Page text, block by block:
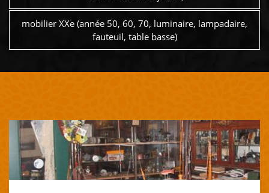
mobilier XXe (année 50, 60, 70, luminaire, lampadaire,
fauteuil, table basse)